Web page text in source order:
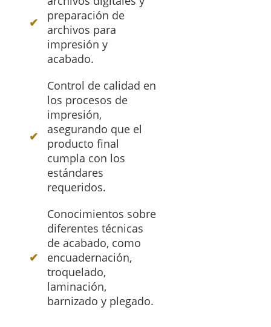
preparación de
archivos para
impresión y
acabado.
Control de calidad en
los procesos de
impresión,
asegurando que el
producto final
cumpla con los
estándares
requeridos.
Conocimientos sobre
diferentes técnicas
de acabado, como
encuadernación,
troquelado,
laminación,
barnizado y plegado.